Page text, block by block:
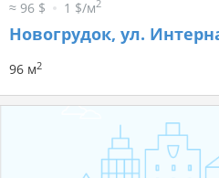
≈ 96 $ 1 $/м2
Новогрудок, ул.
96 м2